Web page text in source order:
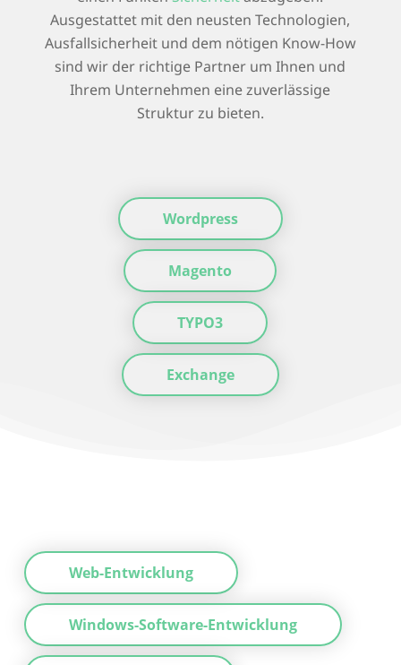
Ausgestattet mit den neusten Technologien,
Ausfallsicherheit und dem nötigen Know-How
sind wir der richtige Partner um Ihnen und
Ihrem Unternehmen eine zuverlässige
Struktur zu bieten.
Wordpress
Magento
TYPO3
Exchange
Web-Entwicklung
Windows-Software-Entwicklung